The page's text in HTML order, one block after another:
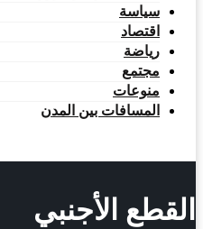
سياسة
اقتصاد
رياضة
مجتمع
منوعات
المسافات بين المدن
القطع الأجنبي